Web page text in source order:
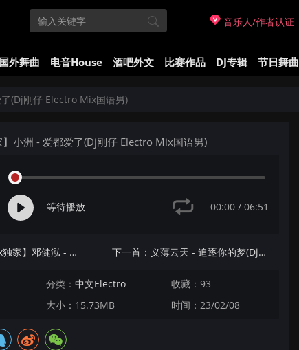
音乐人/作者认证
国外舞曲 电音House 酒吧外文 比赛作品 DJ专辑 节日舞曲
(Dj刚仔 Electro Mix国语男)
小洲 - 爱都爱了(Dj刚仔 Electro Mix国语男)
等待播放 00:00 / 06:51
上一首：【172Mix独家】邓健泓 - 阿四(Dj刚仔 Electro Mix粤语男) 下一首：义薄云天 - 追逐你的梦(Dj阿福 ProgHouse Mix国语男)
分类：中文Electro
收藏：93
大小：15.73MB 时间：23/02/08